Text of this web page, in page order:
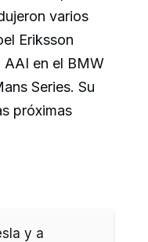
varios
Eriksson
AAI en el BMW
Series. Su
próximas
y a